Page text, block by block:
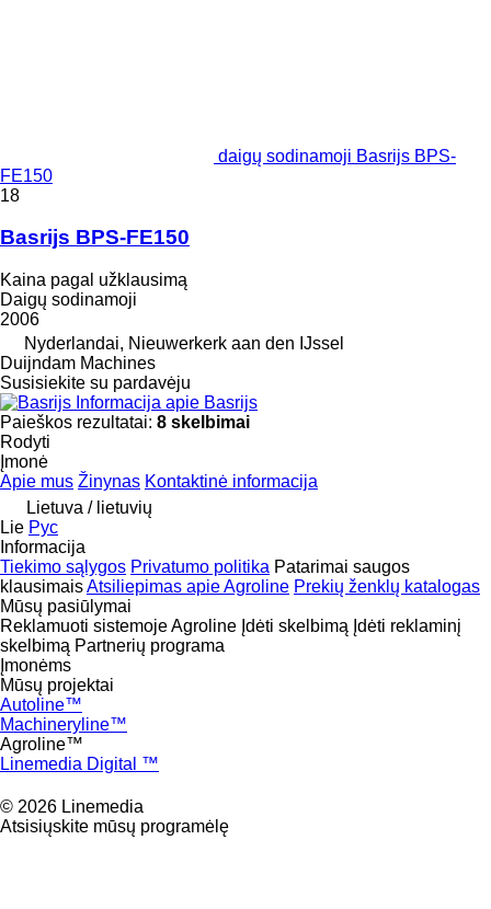
daigų sodinamoji Basrijs BPS-
FE150
18
Basrijs BPS-FE150
Kaina pagal užklausimą
Daigų sodinamoji
2006
Nyderlandai, Nieuwerkerk aan den IJssel
Duijndam Machines
Susisiekite su pardavėju
Informacija apie Basrijs
Paieškos rezultatai: 8 skelbimai
Rodyti
Įmonė
Apie mus Žinynas Kontaktinė informacija
Lietuva / lietuvių
Lie Рус
Informacija
Tiekimo sąlygos Privatumo politika Patarimai saugos
klausimaisAtsiliepimas apie Agroline Prekių ženklų katalogas
Mūsų pasiūlymai
Reklamuoti sistemoje Agroline Įdėti skelbimą Įdėti reklaminį
skelbimą Partnerių programa
Įmonėms
Mūsų projektai
Autoline™
Machineryline™
Agroline™
Linemedia Digital ™
© 2026 Linemedia
Atsisiųskite mūsų programėlę